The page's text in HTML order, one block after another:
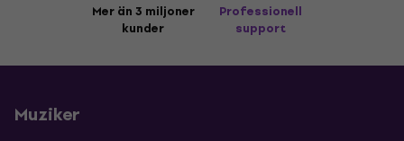
Mer än 3 miljoner
kunder
Professionell
support
Muziker